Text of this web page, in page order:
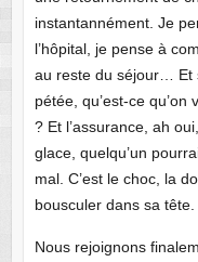
instantannément. Je
l’hôpital, je pense à
au reste du séjour… Et
pétée, qu’est-ce qu’on
? Et l’assurance, ah
glace, quelqu’un
mal. C’est le choc, la
bousculer dans sa tête.
Nous rejoignons